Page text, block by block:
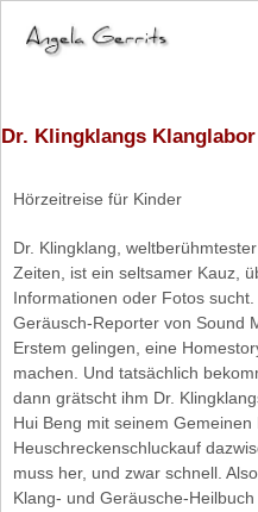
Dr. Klingklangs Klanglabor
Hörzeitreise für Kinder
Dr. Klingklang,
Zeiten, ist ein seltsamer Kauz,
Informationen oder Fotos
Geräusch-Reporter von Sound
Erstem gelingen, eine
machen. Und tatsächlich
dann grätscht ihm Dr.
Hui Beng mit seinem Gemeinen
Heuschreckenschluckauf
muss her, und zwar schnell.
Klang- und Geräusche-